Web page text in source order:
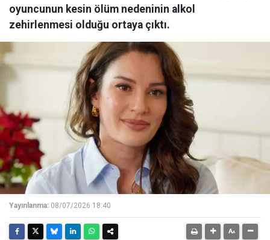
oyuncunun kesin ölüm nedeninin alkol
zehirlenmesi olduğu ortaya çıktı.
Yayınlanma: 08/07/2026 18:40